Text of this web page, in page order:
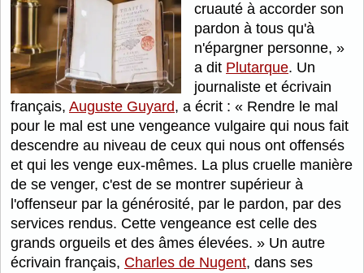
cruauté à accorder son
pardon à tous qu'à
n'épargner personne,
a dit Plutarque. Un
journaliste et écrivain
français, Auguste Guyard, a écrit :
Rendre le mal
pour le mal est une vengeance vulgaire qui nous fait
descendre au niveau de ceux qui nous ont offensés
et qui les venge eux-mêmes. La plus cruelle manière
de se venger, c'est de se montrer supérieur à
l'offenseur par la générosité, par le pardon, par des
services rendus. Cette vengeance est celle des
grands orgueils et des âmes élevées.
Un autre
écrivain français, Charles de Nugent, dans ses